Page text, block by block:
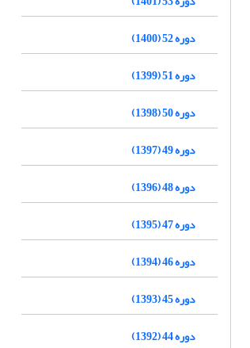
دوره 52 (1400)
دوره 51 (1399)
دوره 50 (1398)
دوره 49 (1397)
دوره 48 (1396)
دوره 47 (1395)
دوره 46 (1394)
دوره 45 (1393)
دوره 44 (1392)